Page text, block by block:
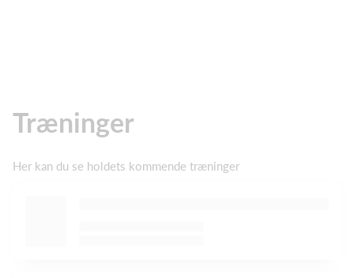
Træninger
Her kan du se holdets kommende træninger